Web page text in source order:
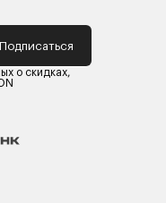
Подписаться
о скидках,